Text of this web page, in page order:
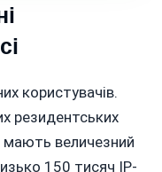
користувачів.
резидентських
мають величезний
150 тисяч IP-